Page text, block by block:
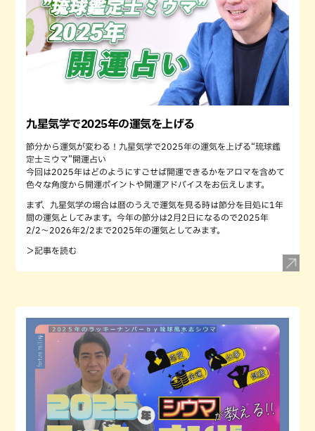
九星気学で2025年の運気を上げる
節分から運気が変わる！九星気学で2025年の運気を上げる“琉球鑑
定士ミウマ”開運占い
今回は2025年はどのようにすごせば開運できるかをアロマを含めて
色々な角度から開運ポイントや開運アドバイスをお伝えします。
まず、九星気学の場合は暦のうえで運気を見る時は節分を目処に1年
間の運気としてみます。今年の節分は2月2日になるので2025年
2/2〜2026年2/2まで2025年の運気としてみます。
＞記事を読む